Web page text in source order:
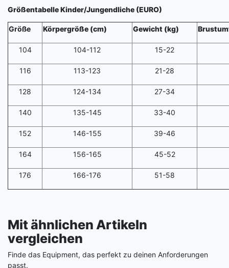
Größentabelle Kinder/Jungendliche (EURO)
Größe Körpergröße (cm) Gewicht (kg)
104 104-112 15-22
116 113-123 21-28
128 124-134 27-34
140 135-145 33-40
152 146-155 39-46
164 156-165 45-52
176 166-176 51-58
Mit ähnlichen Artikeln
vergleichen
Finde das Equipment, das perfekt zu deinen Anforderungen
passt.